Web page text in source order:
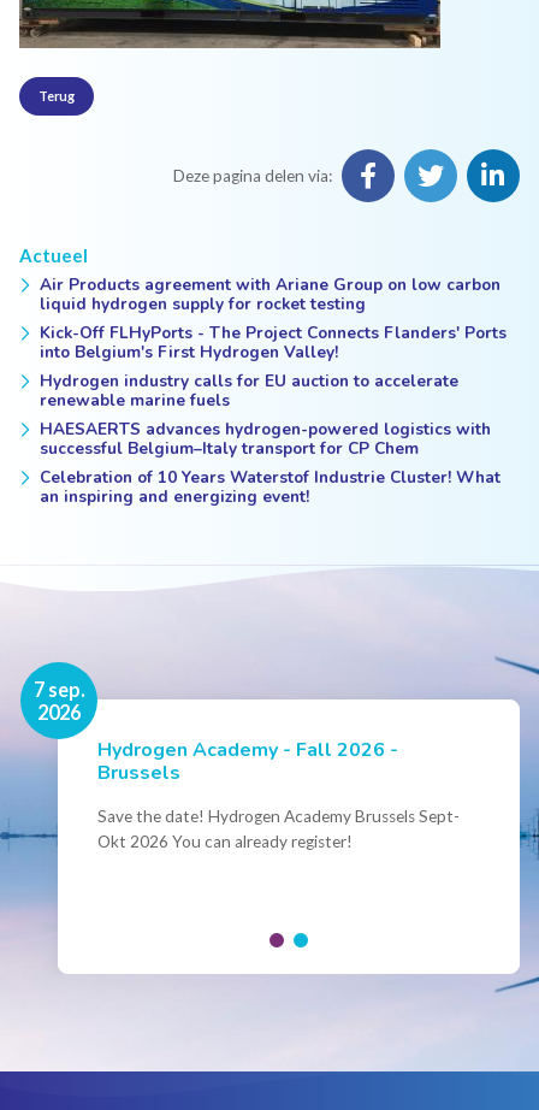
Terug
Deze pagina delen via:
Actueel
Air Products agreement with Ariane Group on low carbon
liquid hydrogen supply for rocket testing
Kick-Off FLHyPorts - The Project Connects Flanders' Ports
into Belgium's First Hydrogen Valley!
Hydrogen industry calls for EU auction to accelerate
renewable marine fuels
HAESAERTS advances hydrogen-powered logistics with
successful Belgium–Italy transport for CP Chem
Celebration of 10 Years Waterstof Industrie Cluster! What
an inspiring and energizing event!
7 sep.
2026
Hydrogen Academy - Fall 2026 -
Brussels
Save the date! Hydrogen Academy Brussels Sept-
Okt 2026 You can already register!
16 nov.
2026
Events
Conference Belgian Hydrogen Expertise
- Powering International Collaboration
Join us for the annual Conference of the Belgian